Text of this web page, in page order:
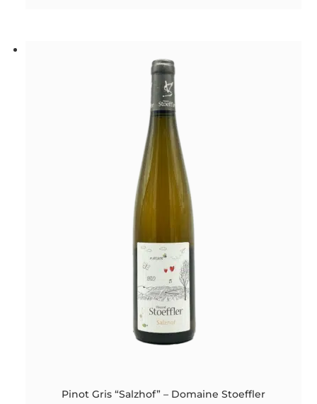
Pinot Gris “Salzhof” – Domaine Stoeffler